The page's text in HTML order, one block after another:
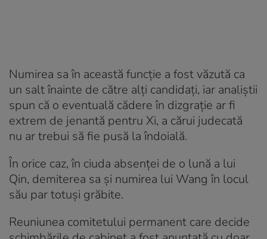
Numirea sa în această funcție a fost văzută ca
un salt înainte de către alți candidați, iar analiștii
spun că o eventuală cădere în dizgrație ar fi
extrem de jenantă pentru Xi, a cărui judecată
nu ar trebui să fie pusă la îndoială.
În orice caz, în ciuda absenței de o lună a lui
Qin, demiterea sa și numirea lui Wang în locul
său par totuși grăbite.
Reuniunea comitetului permanent care decide